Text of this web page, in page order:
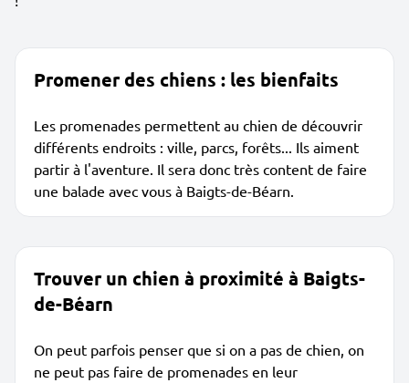
Promener des chiens : les bienfaits
Les promenades permettent au chien de découvrir
différents endroits : ville, parcs, forêts... Ils aiment
partir à l'aventure. Il sera donc très content de faire
une balade avec vous à Baigts-de-Béarn.
Trouver un chien à proximité à Baigts-
de-Béarn
On peut parfois penser que si on a pas de chien, on
ne peut pas faire de promenades en leur